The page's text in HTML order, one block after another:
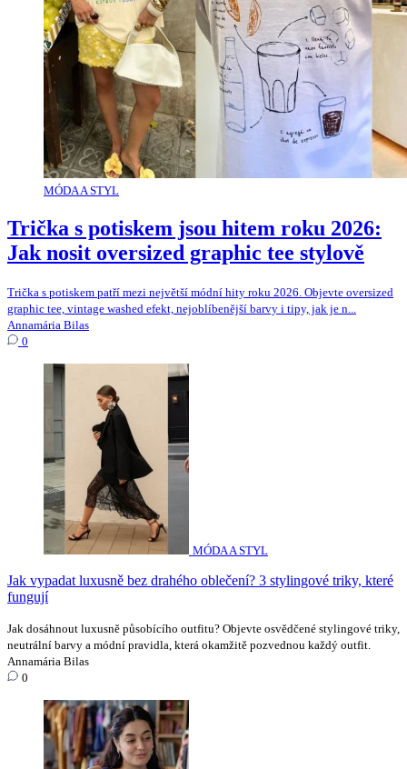
MÓDA A STYL
Trička s potiskem jsou hitem roku 2026:
Jak nosit oversized graphic tee stylově
Trička s potiskem patří mezi největší módní hity roku 2026. Objevte oversized
graphic tee, vintage washed efekt, nejoblíbenější barvy i tipy, jak je n...
Annamária Bilas
0
MÓDA A STYL
Jak vypadat luxusně bez drahého oblečení? 3 stylingové triky, které
fungují
Jak dosáhnout luxusně působícího outfitu? Objevte osvědčené stylingové triky,
neutrální barvy a módní pravidla, která okamžitě pozvednou každý outfit.
Annamária Bilas
0